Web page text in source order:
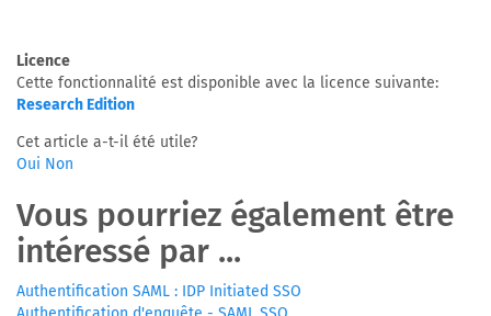
Licence
Cette fonctionnalité est disponible avec la licence suivante:
Research Edition
Cet article a-t-il été utile?
Oui Non
Vous pourriez également être
intéressé par ...
Authentification SAML : IDP Initiated SSO